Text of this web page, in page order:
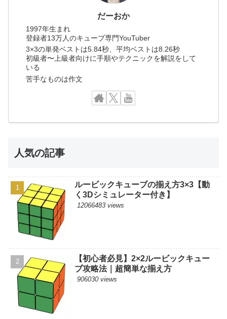
だーおか
1997年生まれ
登録者13万人のキューブ専門YouTuber
3×3の単発ベストは5.84秒、平均ベストは8.26秒
初級者〜上級者向けに手順やテクニックを解説をして
いる
苦手なものは作文
人気の記事
ルービックキューブの揃え方3×3【動
く3Dシミュレーター付き】
12066483 views
【初心者必見】2×2ルービックキュー
ブ攻略法｜超簡単な揃え方
906030 views